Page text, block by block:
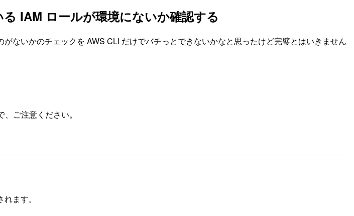
IAM ロールが環境にないか確認する
ないかのチェックを AWS CLI だけでバチっとできないかなと思ったけど完璧とはいきません
ご注意ください。
ます。